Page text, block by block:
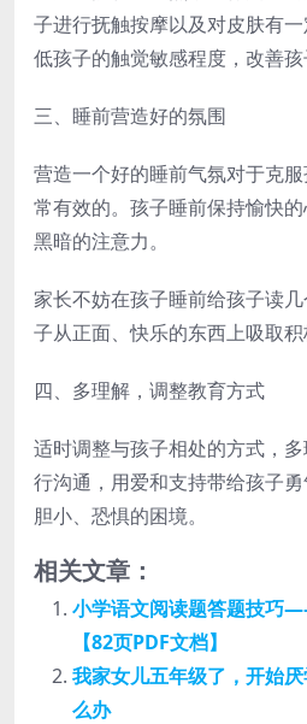
子进行抚触按摩以及对皮肤有
低孩子的触觉敏感程度，改善孩
三、睡前营造好的氛围
营造一个好的睡前气氛对于克
常有效的。孩子睡前保持愉快
黑暗的注意力。
家长不妨在孩子睡前给孩子读
子从正面、快乐的东西上吸取积
四、多理解，调整教育方式
适时调整与孩子相处的方式，
行沟通，用爱和支持带给孩子
胆小、恐惧的困境。
相关文章：
小学语文阅读题答题技巧
【82页PDF文档】
我家女儿五年级了，开始
么办